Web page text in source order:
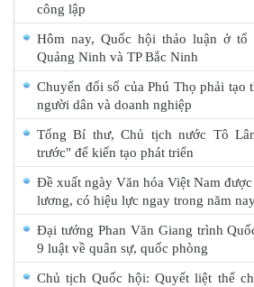
công lập
Hôm nay, Quốc hội thảo luận ở tổ
Quảng Ninh và TP Bắc Ninh
Chuyển đổi số của Phú Thọ phải tạo
người dân và doanh nghiệp
Tổng Bí thư, Chủ tịch nước Tô
trước" để kiến tạo phát triển
Đề xuất ngày Văn hóa Việt Nam
lương, có hiệu lực ngay trong năm
Đại tướng Phan Văn Giang trình
9 luật về quân sự, quốc phòng
Chủ tịch Quốc hội: Quyết liệt thể